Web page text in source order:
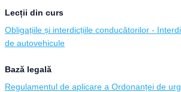
Lecții din curs
Obligațiile și interdicțiile conducătorilor -
de autovehicule
Bază legală
Regulamentul de aplicare a Ordonanței de